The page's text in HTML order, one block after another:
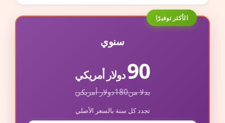
الأكثر توفيرًا
سنوي
90دولار أمريكي
بدلا من180دولار أمريكي
تجدد كل سنة بالسعر الأصلي